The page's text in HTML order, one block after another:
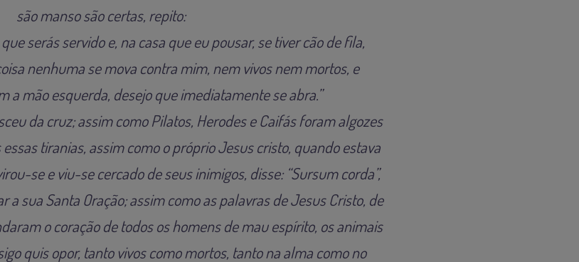
são manso são certas, repito:
serás servido e, na casa que eu pousar, se tiver cão de fila,
nenhuma se mova contra mim, nem vivos nem mortos, e
a mão esquerda, desejo que imediatamente se abra.”
da cruz; assim como Pilatos, Herodes e Caifás foram algozes
tiranias, assim como o próprio Jesus cristo, quando estava
se e viu-se cercado de seus inimigos, disse: “Sursum corda”,
a sua Santa Oração; assim como as palavras de Jesus Cristo, de
o coração de todos os homens de mau espírito, os animais
quis opor, tanto vivos como mortos, tanto na alma como no